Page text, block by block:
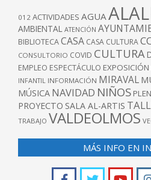
012 ACTIVIDADES AGUA
AMBIENTAL ATENCIÓN
BIBLIOTECACASA CASA CULTURA
CONSULTORIO COVID CULTURA
EMPLEO ESPECTÁCULO EXPOSICIÓN
INFANTIL INFORMACIÓN MIRAVAL
MÚSICA NAVIDAD NIÑOS
PROYECTO SALA AL-ARTIS
TRABAJO VALDEOLMOS
MÁS INFO EN